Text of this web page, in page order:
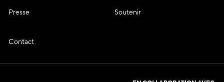
Presse Soutenir
Contact